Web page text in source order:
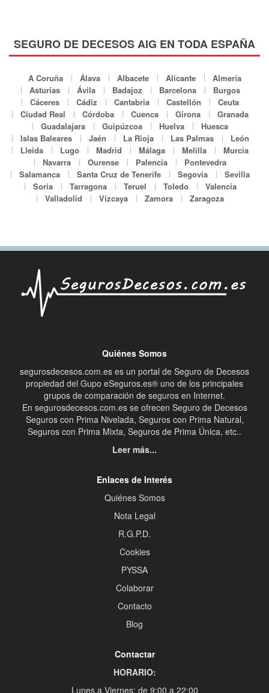
SEGURO DE DECESOS AIG EN TODA ESPAÑA
A Coruña Álava Albacete Alicante
Almería
Asturias
Ávila Badajoz Barcelona
Burgos
Cáceres
Cádiz Cantabria Castellón
Ceuta
Ciudad Real
Córdoba Cuenca Girona
Granada
Guadalajara
Guipúzcoa Huelva
Huesca
Islas Baleares
Jaén La Rioja Las Palmas
León
Lleida
Lugo Madrid Málaga Melilla
Murcia
Navarra
Ourense Palencia
Pontevedra
Salamanca
Santa Cruz de Tenerife Segovia
Sevilla
Soria
Tarragona Teruel Toledo
Valencia
Valladolid
Vizcaya Zamora Zaragoza
Quiénes Somos
segurosdecesos.com.es es un portal de Seguro de Decesos
propiedad del Gupo eSeguros.es® uno de los principales
grupos de comparación de seguros en Internet.
En segurosdecesos.com.es se ofrecen Seguro de Decesos
Seguros con Prima Nivelada, Seguros con Prima Natural,
Seguros con Prima Mixta, Seguros de Prima Única, etc..
Leer más...
Enlaces de Interés
Quiénes Somos
Nota Legal
R.G.P.D.
Cookies
PYSSA
Colaborar
Contacto
Blog
Contactar
HORARIO:
Lunes a Viernes: de 9:00 a 22:00